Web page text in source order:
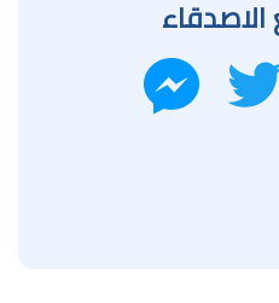
تويتر